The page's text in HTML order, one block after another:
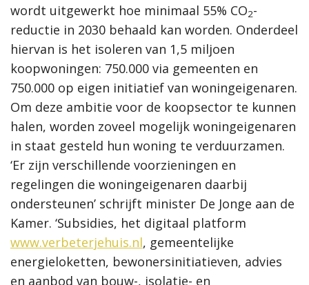
wordt uitgewerkt hoe minimaal 55% CO2-
reductie in 2030 behaald kan worden. Onderdeel
hiervan is het isoleren van 1,5 miljoen
koopwoningen: 750.000 via gemeenten en
750.000 op eigen initiatief van woningeigenaren.
Om deze ambitie voor de koopsector te kunnen
halen, worden zoveel mogelijk woningeigenaren
in staat gesteld hun woning te verduurzamen.
‘Er zijn verschillende voorzieningen en
regelingen die woningeigenaren daarbij
ondersteunen’ schrijft minister De Jonge aan de
Kamer. ‘Subsidies, het digitaal platform
www.verbeterjehuis.nl, gemeentelijke
energieloketten, bewonersinitiatieven, advies
en aanbod van bouw-, isolatie- en